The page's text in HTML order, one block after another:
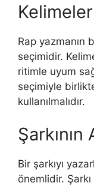
Rap yazmanın
seçimidir.
ritimle uyum
seçimiyle
kullanılmalıdır.
Şarkının
Bir şarkıyı
önemlidir.